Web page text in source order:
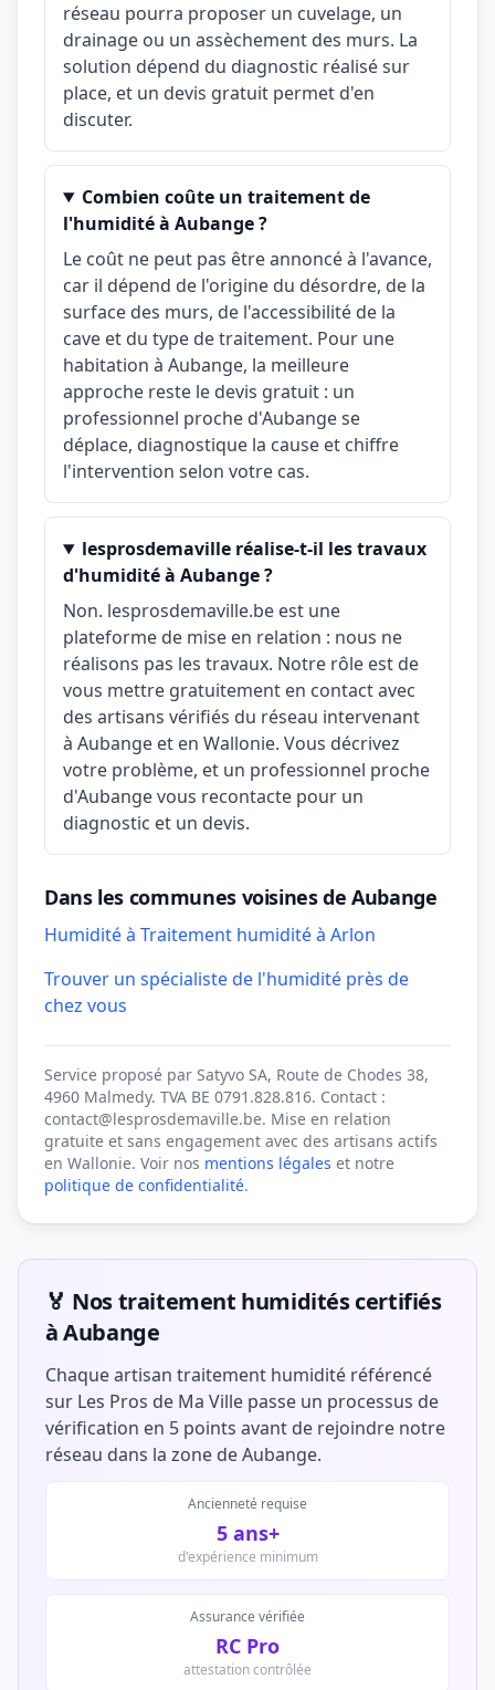
réseau pourra proposer un cuvelage, un
drainage ou un assèchement des murs. La
solution dépend du diagnostic réalisé sur
place, et un devis gratuit permet d'en
discuter.
Combien coûte un traitement de
l'humidité à Aubange ?
Le coût ne peut pas être annoncé à l'avance,
car il dépend de l'origine du désordre, de la
surface des murs, de l'accessibilité de la
cave et du type de traitement. Pour une
habitation à Aubange, la meilleure
approche reste le devis gratuit : un
professionnel proche d'Aubange se
déplace, diagnostique la cause et chiffre
l'intervention selon votre cas.
lesprosdemaville réalise-t-il les travaux
d'humidité à Aubange ?
Non. lesprosdemaville.be est une
plateforme de mise en relation : nous ne
réalisons pas les travaux. Notre rôle est de
vous mettre gratuitement en contact avec
des artisans vérifiés du réseau intervenant
à Aubange et en Wallonie. Vous décrivez
votre problème, et un professionnel proche
d'Aubange vous recontacte pour un
diagnostic et un devis.
Dans les communes voisines de Aubange
Humidité à Traitement humidité à Arlon
Trouver un spécialiste de l'humidité près de
chez vous
Service proposé par Satyvo SA, Route de Chodes 38,
4960 Malmedy. TVA BE 0791.828.816. Contact :
contact@lesprosdemaville.be. Mise en relation
gratuite et sans engagement avec des artisans actifs
en Wallonie. Voir nos mentions légales et notre
politique de confidentialité.
🏅 Nos traitement humidités certifiés
à Aubange
Chaque artisan traitement humidité référencé
sur Les Pros de Ma Ville passe un processus de
vérification en 5 points avant de rejoindre notre
réseau dans la zone de Aubange.
Ancienneté requise
5 ans+
d'expérience minimum
Assurance vérifiée
RC Pro
attestation contrôlée